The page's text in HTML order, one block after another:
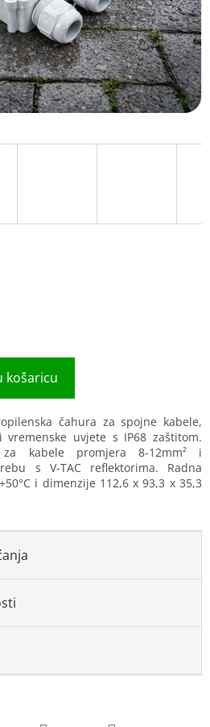
čahura za spojne kabele,
uvjete s IP68 zaštitom.
kabele promjera 8-12mm² i
s V-TAC reflektorima. Radna
i dimenzije 112,6 x 93,3 x 35,3